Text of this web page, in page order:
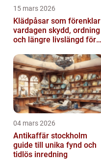
15 mars 2026
Klädpåsar som förenklar
vardagen skydd, ordning
och längre livslängd för
04 mars 2026
Antikaffär stockholm
guide till unika fynd och
tidlös inredning